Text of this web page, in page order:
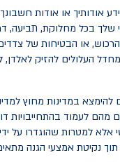
אודותיך או אודות
בכל מחלוקת, תביעה,
הרכוש, או הבטיחות של
העלולים להזיק לאלדן,
להימצא במדינות מחוץ
מהם לעמוד בהתחייבויות
למטרות שהוגדרו על
נקיטת אמצעי הגנה